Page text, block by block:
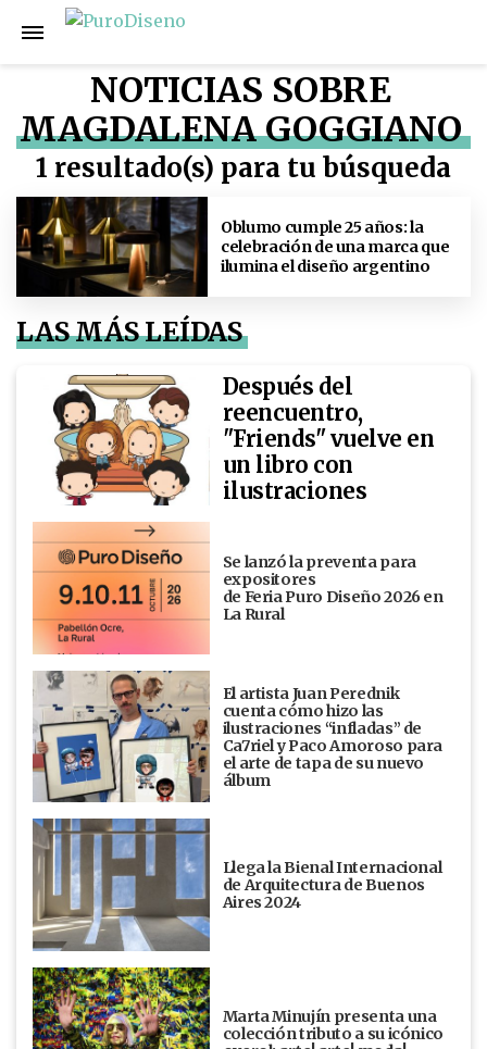
NOTICIAS SOBRE
MAGDALENA GOGGIANO
1 resultado(s) para tu búsqueda
Oblumo cumple 25 años: la
celebración de una marca que
ilumina el diseño argentino
LAS MÁS LEÍDAS
Después del
reencuentro,
"Friends" vuelve en
un libro con
ilustraciones
Se lanzó la preventa para
expositores
de Feria Puro Diseño 2026 en
La Rural
El artista Juan Perednik
cuenta cómo hizo las
ilustraciones “infladas” de
Ca7riel y Paco Amoroso para
el arte de tapa de su nuevo
álbum
Llega la Bienal Internacional
de Arquitectura de Buenos
Aires 2024
Marta Minujín presenta una
colección tributo a su icónico